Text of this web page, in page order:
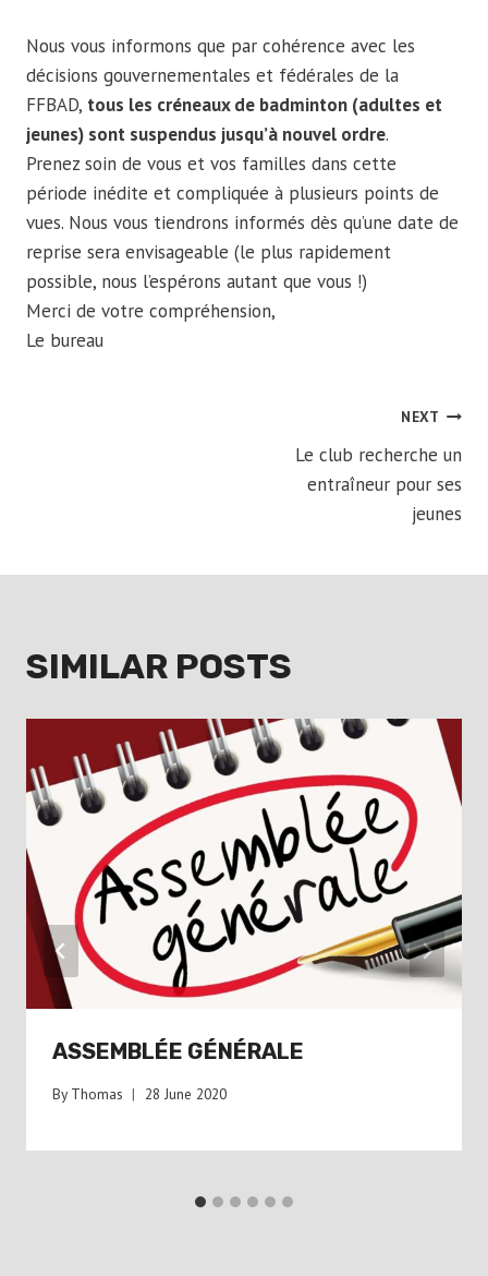
Nous vous informons que par cohérence avec les
décisions gouvernementales et fédérales de la
FFBAD, tous les créneaux de badminton (adultes et
jeunes) sont suspendus jusqu’à nouvel ordre.
Prenez soin de vous et vos familles dans cette
période inédite et compliquée à plusieurs points de
vues. Nous vous tiendrons informés dès qu’une date de
reprise sera envisageable (le plus rapidement
possible, nous l’espérons autant que vous !)
Merci de votre compréhension,
Le bureau
NEXT
Le club recherche un
entraîneur pour ses
jeunes
SIMILAR POSTS
ASSEMBLÉE GÉNÉRALE
By Thomas 28 June 2020